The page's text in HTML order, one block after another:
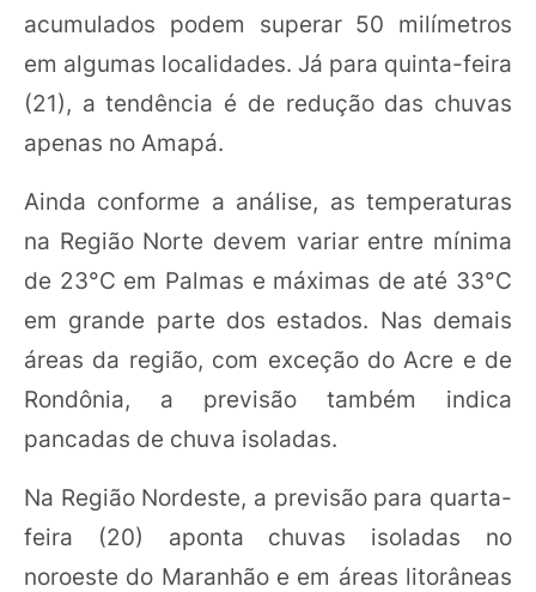
acumulados podem superar 50 milímetros
em algumas localidades. Já para quinta-feira
(21), a tendência é de redução das chuvas
apenas no Amapá.
Ainda conforme a análise, as temperaturas
na Região Norte devem variar entre mínima
de 23°C em Palmas e máximas de até 33°C
em grande parte dos estados. Nas demais
áreas da região, com exceção do Acre e de
Rondônia, a previsão também indica
pancadas de chuva isoladas.
Na Região Nordeste, a previsão para quarta-
feira (20) aponta chuvas isoladas no
noroeste do Maranhão e em áreas litorâneas